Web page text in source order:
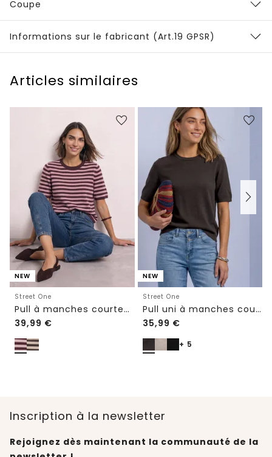
Coupe
Informations sur le fabricant (Art.19 GPSR)
Articles similaires
NEW
Street One
Pull à manches courtes à col rond et à rayures
39,99 €
NEW
Street One
Pull uni à manches courtes et col rond
35,99 €
+ 5
Inscription à la newsletter
Rejoignez dès maintenant la communauté de la